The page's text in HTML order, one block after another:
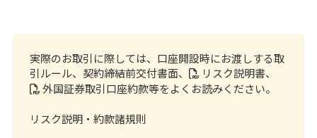
実際のお取引に際しては、口座開設時にお渡しする取
引ルール、 契約締結前交付書面、 リスク説明書、
外国証券取引口座約款等をよくお読みください。
リスク説明・約款諸規則